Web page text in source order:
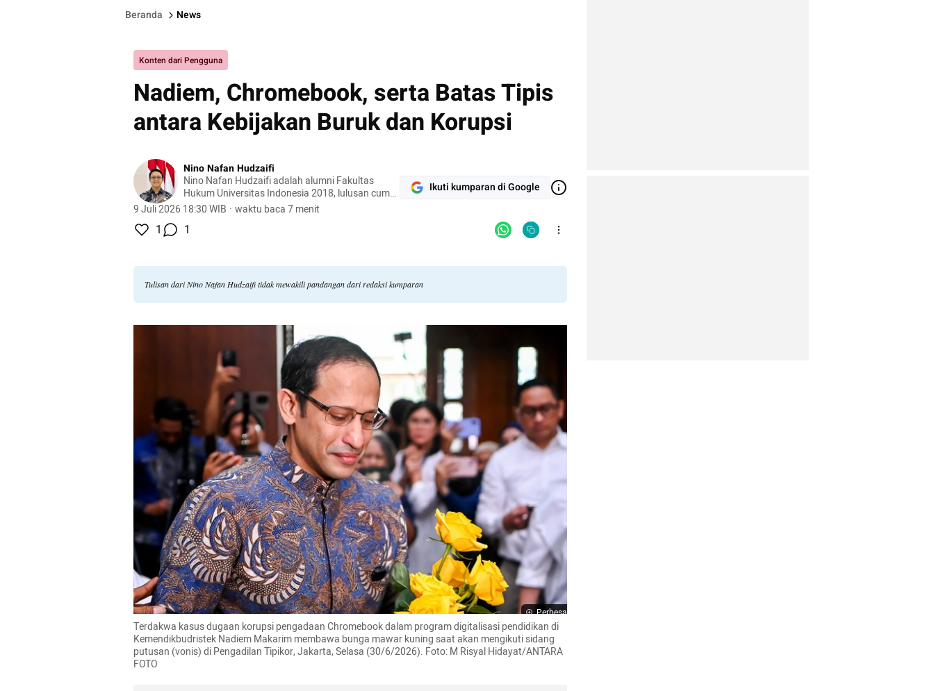
Beranda News
Konten dari Pengguna
Nadiem, Chromebook, serta Batas Tipis
antara Kebijakan Buruk dan Korupsi
Nino Nafan Hudzaifi
Nino Nafan Hudzaifi adalah alumni Fakultas
Hukum Universitas Indonesia 2018, lulusan cum
laude dan Mahasiswa Berprestasi FH UI. Ia
publik.
9 Juli 2026 18:30 WIB · waktu baca 7 menit
Ikuti kumparan di Google
1 1
Tulisan dari Nino Nafan Hudzaifi tidak mewakili pandangan dari redaksi kumparan
Perbesar
Terdakwa kasus dugaan korupsi pengadaan Chromebook dalam program digitalisasi pendidikan di
Kemendikbudristek Nadiem Makarim membawa bunga mawar kuning saat akan mengikuti sidang
putusan (vonis) di Pengadilan Tipikor, Jakarta, Selasa (30/6/2026). Foto: M Risyal Hidayat/ANTARA
FOTO